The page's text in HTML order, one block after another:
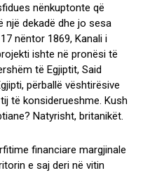
nënkuptonte që
një dekadë dhe jo sesa
nëntor 1869, Kanali i
ishte në pronësi të
të Egjiptit, Said
përballë vështirësive
të konsiderueshme. Kush
Natyrisht, britanikët.
financiare margjinale
e saj deri në vitin